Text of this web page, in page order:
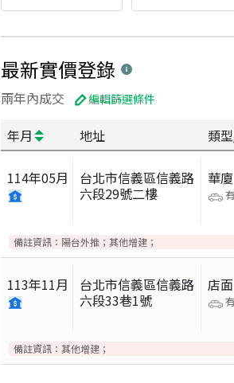
最新實價登錄
兩年內成交 編輯篩選條件
年月 地址 類
114年05月
台北市信義區信義路
六段29號二樓
華廈
備註資訊： 陽台外推；其他增建；
113年11月
台北市信義區信義路
六段33巷1號
店面
備註資訊： 其他增建；